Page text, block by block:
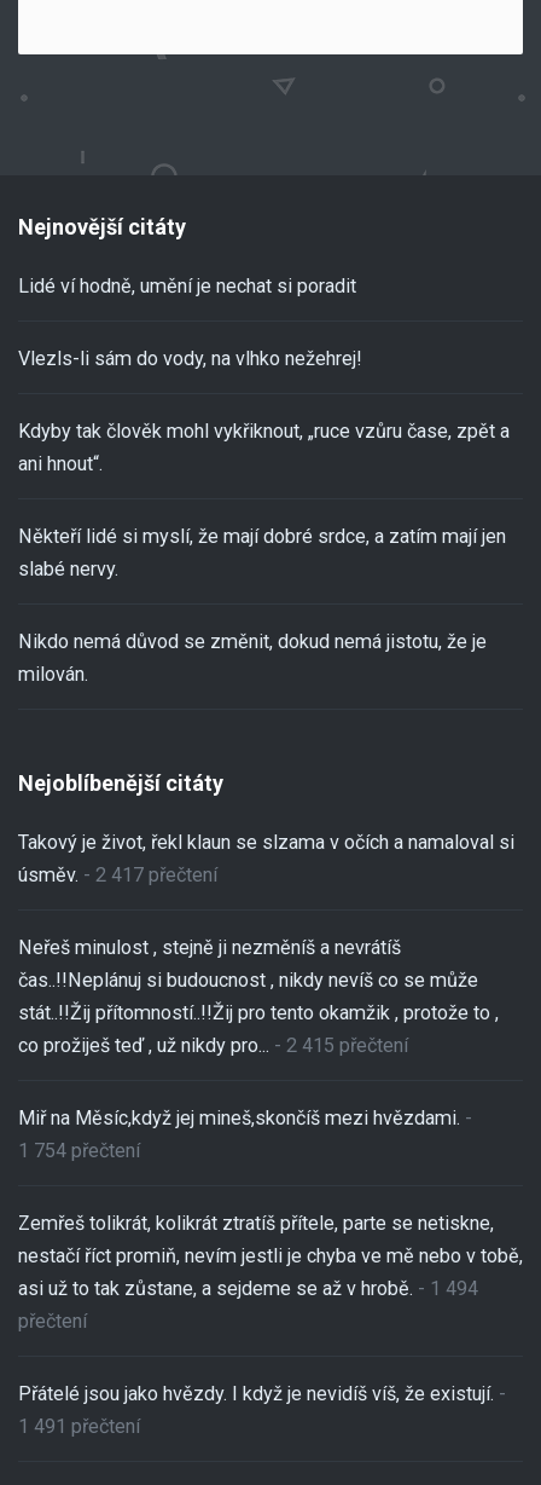
Nejnovější citáty
Lidé ví hodně, umění je nechat si poradit
Vlezls-li sám do vody, na vlhko nežehrej!
Kdyby tak člověk mohl vykřiknout, „ruce vzůru čase, zpět a
ani hnout“.
Někteří lidé si myslí, že mají dobré srdce, a zatím mají jen
slabé nervy.
Nikdo nemá důvod se změnit, dokud nemá jistotu, že je
milován.
Nejoblíbenější citáty
Takový je život, řekl klaun se slzama v očích a namaloval si
úsměv. - 2 417 přečtení
Neřeš minulost , stejně ji nezměníš a nevrátíš
čas..!!Neplánuj si budoucnost , nikdy nevíš co se může
stát..!!Žij přítomností..!!Žij pro tento okamžik , protože to ,
co prožiješ teď , už nikdy pro... - 2 415 přečtení
Miř na Měsíc,když jej mineš,skončíš mezi hvězdami. -
1 754 přečtení
Zemřeš tolikrát, kolikrát ztratíš přítele, parte se netiskne,
nestačí říct promiň, nevím jestli je chyba ve mě nebo v tobě,
asi už to tak zůstane, a sejdeme se až v hrobě. - 1 494
přečtení
Přátelé jsou jako hvězdy. I když je nevidíš víš, že existují. -
1 491 přečtení